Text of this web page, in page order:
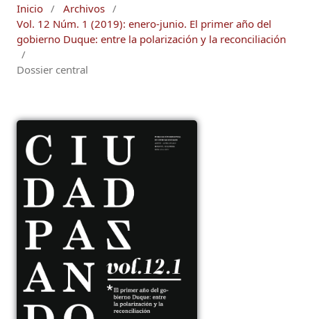
Inicio / Archivos /
Vol. 12 Núm. 1 (2019): enero-junio. El primer año del
gobierno Duque: entre la polarización y la reconciliación
/
Dossier central